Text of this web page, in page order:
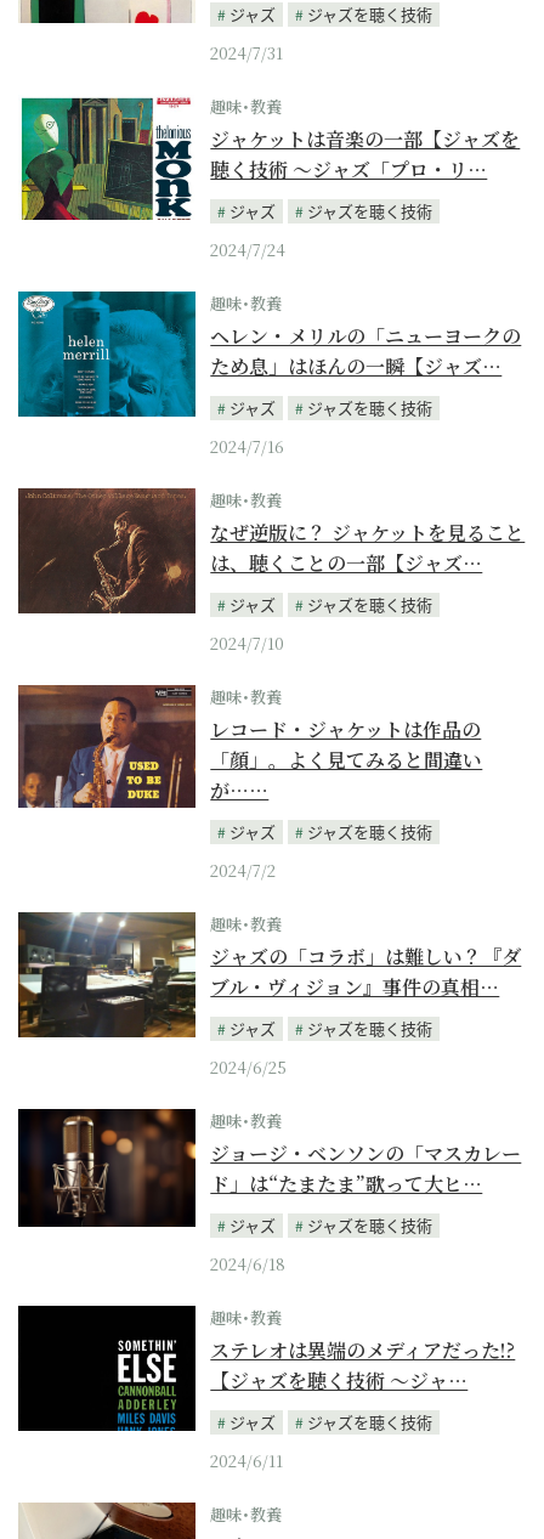
ジャズ
ジャズを聴く技術
2024/7/31
趣味･教養
ジャケットは音楽の一部【ジャズを
聴く技術 〜ジャズ「プロ・リ…
ジャズ
ジャズを聴く技術
2024/7/24
趣味･教養
ヘレン・メリルの「ニューヨークの
ため息」はほんの一瞬【ジャズ…
ジャズ
ジャズを聴く技術
2024/7/16
趣味･教養
なぜ逆版に？ ジャケットを見ること
は、聴くことの一部【ジャズ…
ジャズ
ジャズを聴く技術
2024/7/10
趣味･教養
レコード・ジャケットは作品の
「顔」。よく見てみると間違い
が……
ジャズ
ジャズを聴く技術
2024/7/2
趣味･教養
ジャズの「コラボ」は難しい？『ダ
ブル・ヴィジョン』事件の真相…
ジャズ
ジャズを聴く技術
2024/6/25
趣味･教養
ジョージ・ベンソンの「マスカレー
ド」は“たまたま”歌って大ヒ…
ジャズ
ジャズを聴く技術
2024/6/18
趣味･教養
ステレオは異端のメディアだった!?
【ジャズを聴く技術 〜ジャ…
ジャズ
ジャズを聴く技術
2024/6/11
趣味･教養